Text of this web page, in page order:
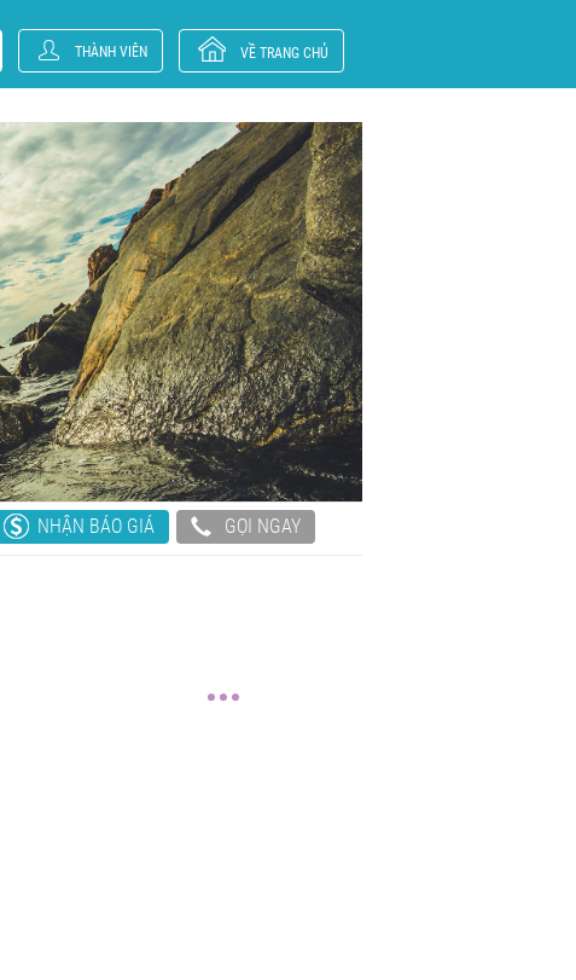
THÀNH VIÊN VỀ TRANG CHỦ
NHẬN BÁO GIÁ GỌI NGAY